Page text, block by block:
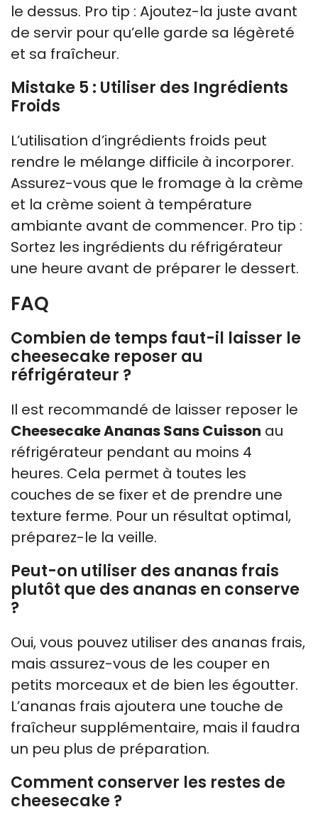
le dessus. Pro tip : Ajoutez-la juste avant
de servir pour qu’elle garde sa légèreté
et sa fraîcheur.
Mistake 5 : Utiliser des Ingrédients
Froids
L’utilisation d’ingrédients froids peut
rendre le mélange difficile à incorporer.
Assurez-vous que le fromage à la crème
et la crème soient à température
ambiante avant de commencer. Pro tip :
Sortez les ingrédients du réfrigérateur
une heure avant de préparer le dessert.
FAQ
Combien de temps faut-il laisser le
cheesecake reposer au
réfrigérateur ?
Il est recommandé de laisser reposer le
Cheesecake Ananas Sans Cuisson au
réfrigérateur pendant au moins 4
heures. Cela permet à toutes les
couches de se fixer et de prendre une
texture ferme. Pour un résultat optimal,
préparez-le la veille.
Peut-on utiliser des ananas frais
plutôt que des ananas en conserve
?
Oui, vous pouvez utiliser des ananas frais,
mais assurez-vous de les couper en
petits morceaux et de bien les égoutter.
L’ananas frais ajoutera une touche de
fraîcheur supplémentaire, mais il faudra
un peu plus de préparation.
Comment conserver les restes de
cheesecake ?